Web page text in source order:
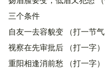
三个条件
自友一去容貌变 （打一节气
视察在先审批后 （打一字）
重阳相逢消前愁 （打一字）